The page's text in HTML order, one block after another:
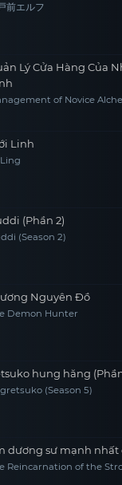
前エルフ
Lý Cửa Hàng Của
of Novice
Linh
(Phần 2)
(Season 2)
Nguyên Đồ
Demon Hunter
hung hăng
(Season 5)
dương sư mạnh nhất
Reincarnation of the